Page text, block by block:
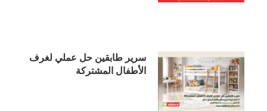
سرير طابقين حل عملي لغرف
الأطفال المشتركة